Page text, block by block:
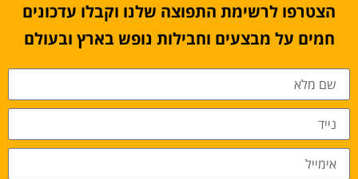
הצטרפו לרשימת התפוצה שלנו וקבלו עדכונים
חמים על מבצעים וחבילות נופש בארץ ובעולם